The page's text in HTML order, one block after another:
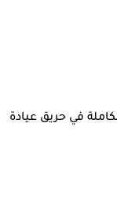
في حريق عيادة